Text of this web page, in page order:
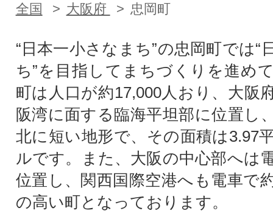
全国 大阪府 忠岡町
“日本一小さなまち”の忠岡町では“
ち”を目指してまちづくりを進め
町は人口が約17,000人おり、大阪
阪湾に面する臨海平坦部に位置し
北に短い地形で、その面積は3.97
ルです。また、大阪の中心部へは
位置し、関西国際空港へも電車で
の高い町となっております。